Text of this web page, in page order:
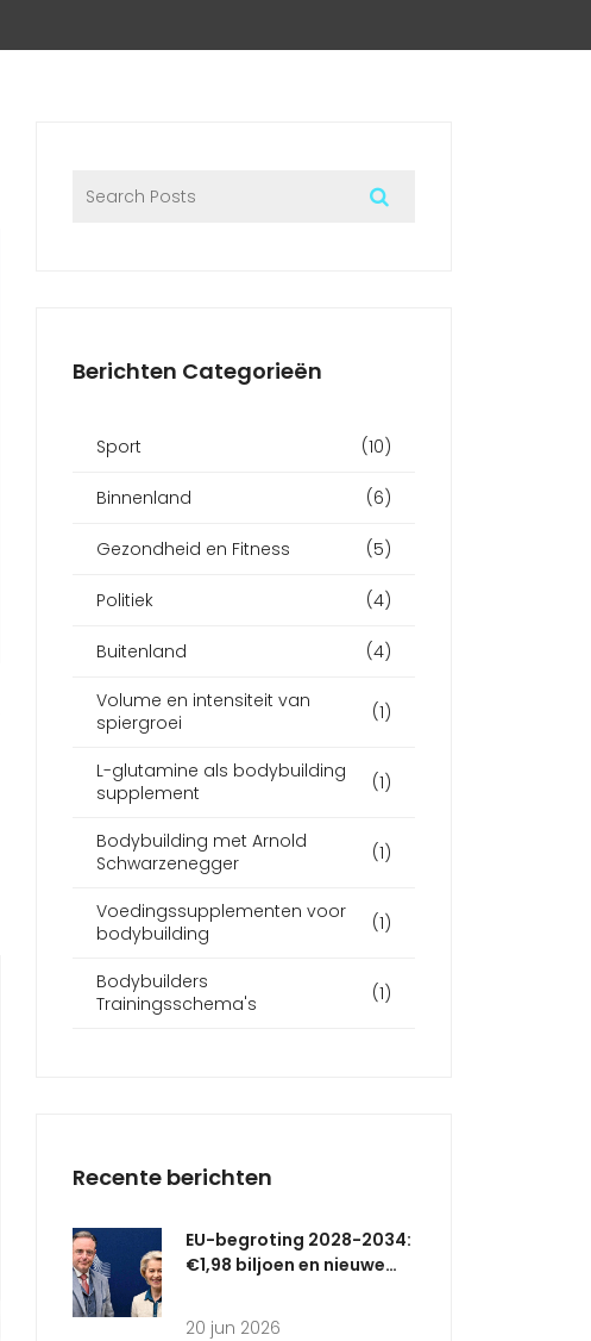
Berichten Categorieën
Sport (10)
Binnenland (6)
Gezondheid en Fitness (5)
Politiek (4)
Buitenland (4)
Volume en intensiteit van
spiergroei
(1)
L-glutamine als bodybuilding
supplement
(1)
Bodybuilding met Arnold
Schwarzenegger
(1)
Voedingssupplementen voor
bodybuilding
(1)
Bodybuilders
Trainingsschema's
(1)
Recente berichten
EU-begroting 2028-2034:
€1,98 biljoen en nieuwe
20 jun 2026